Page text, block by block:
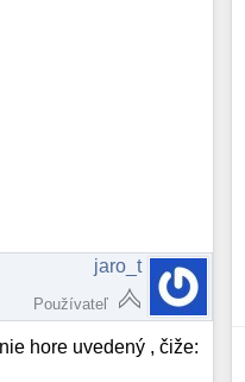
jaro_t
Používateľ
hore uvedený , čiže: